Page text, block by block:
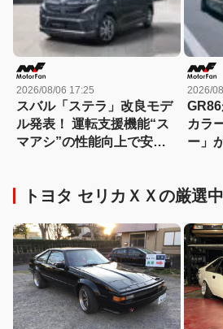
2026/08/06 17:25
スバル「ステラ」改良モデ
ル発表！ 運転支援機能“ス
マアシ”の性能向上で安心
2026/
カラ
ー」
トヨタ セリカＸＸの厳選